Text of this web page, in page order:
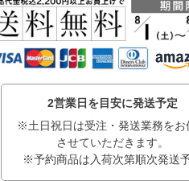
2営業日を目安に発送予定
※土日祝日は受注・発送業務をお
させていただきます。
※予約商品は入荷次第順次発送